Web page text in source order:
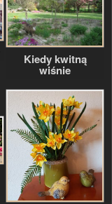
Kiedy kwitną
wiśnie